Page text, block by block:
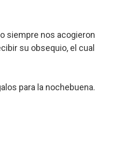
siempre nos acogieron
su obsequio, el cual
para la nochebuena.